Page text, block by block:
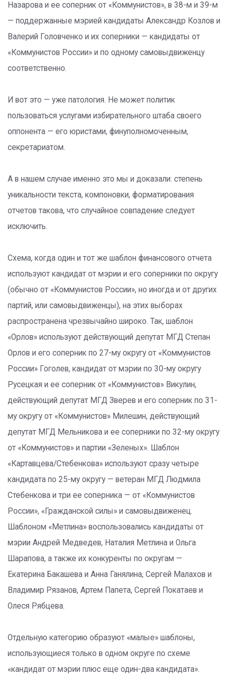
Назарова и ее соперник от «Коммунистов», в 38-м и 39-м
— поддержанные мэрией кандидаты Александр Козлов и
Валерий Головченко и их соперники — кандидаты от
«Коммунистов России» и по одному самовыдвиженцу
соответственно.
И вот это — уже патология. Не может политик
пользоваться услугами избирательного штаба своего
оппонента — его юристами, финуполномоченным,
секретариатом.
А в нашем случае именно это мы и доказали: степень
уникальности текста, компоновки, форматирования
отчетов такова, что случайное совпадение следует
исключить.
Схема, когда один и тот же шаблон финансового отчета
используют кандидат от мэрии и его соперники по округу
(обычно от «Коммунистов России», но иногда и от других
партий, или самовыдвиженцы), на этих выборах
распространена чрезвычайно широко. Так, шаблон
«Орлов» используют действующий депутат МГД Степан
Орлов и его соперник по 27-му округу от «Коммунистов
России» Гоголев, кандидат от мэрии по 30-му округу
Русецкая и ее соперник от «Коммунистов» Викулин,
действующий депутат МГД Зверев и его соперник по 31-
му округу от «Коммунистов» Милешин, действующий
депутат МГД Мельникова и ее соперники по 32-му округу
от «Коммунистов» и партии «Зеленых». Шаблон
«Картавцева/Стебенкова» используют сразу четыре
кандидата по 25-му округу — ветеран МГД Людмила
Стебенкова и три ее соперника — от «Коммунистов
России», «Гражданской силы» и самовыдвиженец.
Шаблоном «Метлина» воспользовались кандидаты от
мэрии Андрей Медведев, Наталия Метлина и Ольга
Шарапова, а также их конкуренты по округам —
Екатерина Бакашева и Анна Ганялина, Сергей Малахов и
Владимир Рязанов, Артем Папета, Сергей Покатаев и
Олеся Рябцева.
Отдельную категорию образуют «малые» шаблоны,
использующиеся только в одном округе по схеме
«кандидат от мэрии плюс еще один-два кандидата».